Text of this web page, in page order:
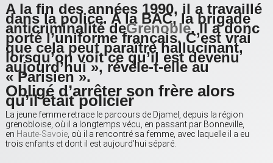
A la fin des années 1990, il a travaillé
dans la police. A la BAC, la brigade
anticriminalité deGrenoble. Il a donc
porté l’uniforme français. C’est vrai
que cela peut paraître hallucinant,
lorsqu’on voit ce qu’il est devenu
aujourd’hui », révèle-t-elle au
« Parisien ».
Obligé d’arrêter son frère alors
qu’il était policier
La jeune femme retrace le parcours de Djamel, depuis la région
grenobloise, où il a longtemps vécu, en passant par Bonneville,
en Haute-Savoie, où il a rencontré sa femme, avec laquelle il a eu
trois enfants et dont il est aujourd’hui séparé.